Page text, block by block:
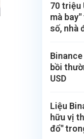
70 triệu
mà
số, nhà
bồi
USD
Liệu
hữu vị
đổ"